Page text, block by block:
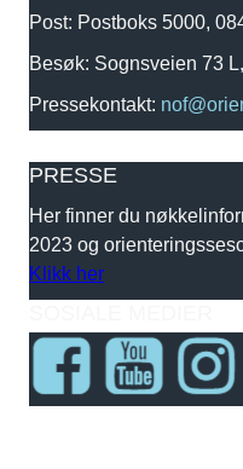
Post: Postboks 5000,
Besøk: Sognsveien 73
Pressekontakt:
PRESSE
Her finner du
2023 og
Klikk her